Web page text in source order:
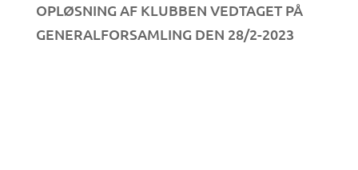
OPLØSNING AF KLUBBEN VEDTAGET PÅ
GENERALFORSAMLING DEN 28/2-2023